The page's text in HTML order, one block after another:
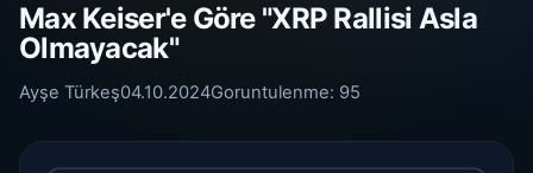
Max Keiser'e Göre "XRP Rallisi Asla
Olmayacak"
Ayşe Türkeş04.10.2024Goruntulenme: 95